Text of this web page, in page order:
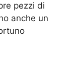
pezzi di
anche un